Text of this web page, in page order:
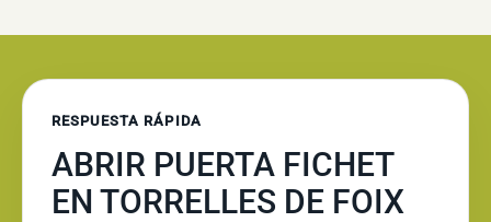
RESPUESTA RÁPIDA
ABRIR PUERTA FICHET
EN TORRELLES DE FOIX